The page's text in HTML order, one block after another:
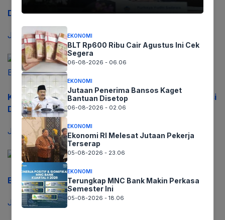
Dosis Booster Vaksin Covid 19 Diberikan Terbatas
Januari 5, 2022
KPK Belum Umumkan Secara Resmi, Walikota Bekasi
Ditangkap
Januari 5, 2022
Beredar Kabar KPK OTT Walikota Bekasi
Januari 5, 2022
EKONOMI
BLT Rp600 Ribu Cair Agustus Ini Cek
Segera
06-08-2026 - 06.06
EKONOMI
Jutaan Penerima Bansos Kaget
Bantuan Disetop
06-08-2026 - 02.06
EKONOMI
Ekonomi RI Melesat Jutaan Pekerja
Terserap
05-08-2026 - 23.06
EKONOMI
Terungkap MNC Bank Makin Perkasa
Semester Ini
05-08-2026 - 18.06